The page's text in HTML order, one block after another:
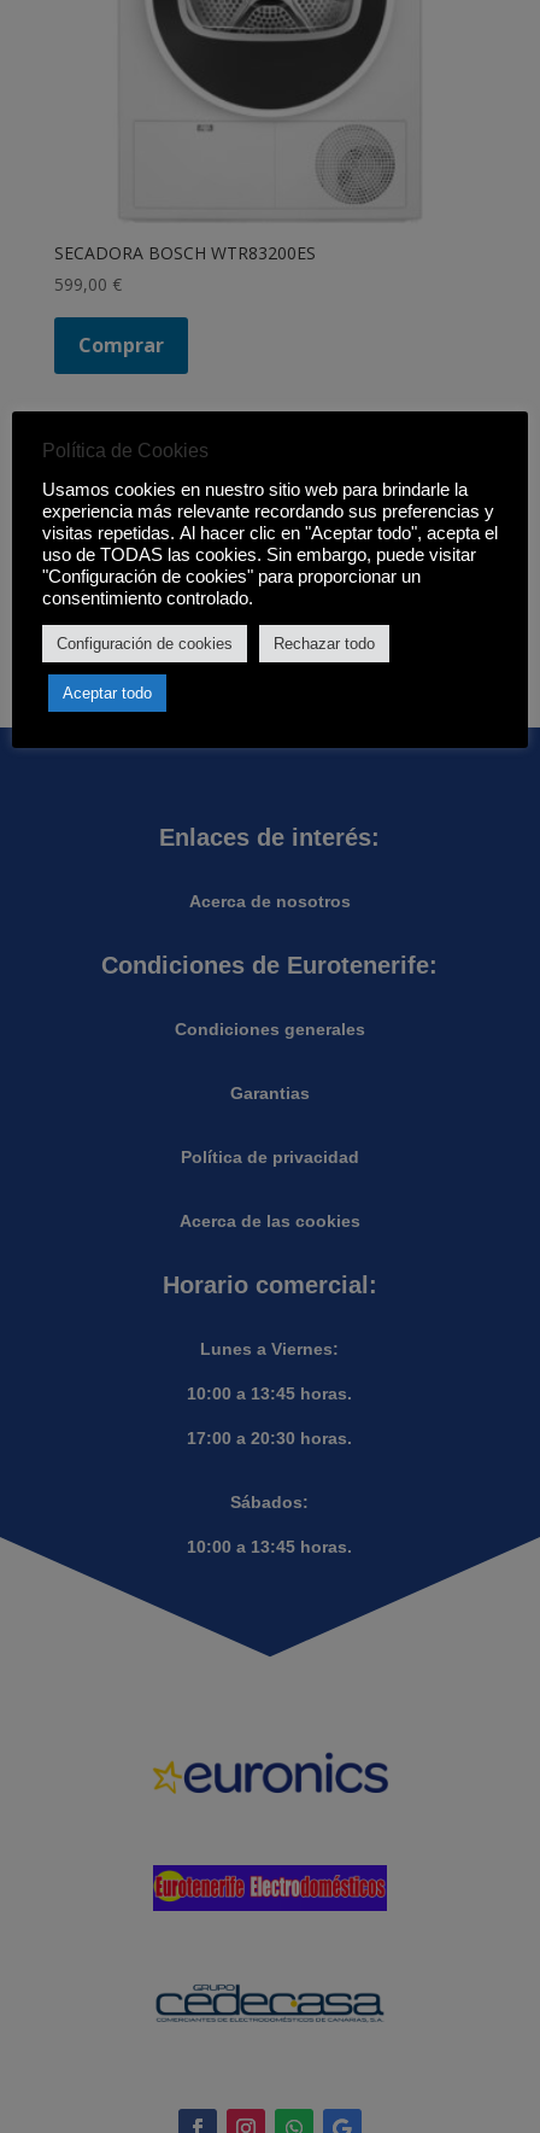
SECADORA BOSCH WTR83200ES
599,00 €
Comprar
Cerrar
Filtros
Estado
Disponibilidad
Aplicar
Enlaces de interés:
Acerca de nosotros
Condiciones de Eurotenerife:
Condiciones generales
Garantias
Política de privacidad
Acerca de las cookies
Horario comercial:
Lunes a Viernes:
10:00 a 13:45 horas.
17:00 a 20:30 horas.
Sábados:
10:00 a 13:45 horas.
Política de Cookies
Usamos cookies en nuestro sitio web para brindarle la
experiencia más relevante recordando sus preferencias y
visitas repetidas. Al hacer clic en "Aceptar todo", acepta el
uso de TODAS las cookies. Sin embargo, puede visitar
"Configuración de cookies" para proporcionar un
consentimiento controlado.
Configuración de cookies Rechazar todo
Aceptar todo